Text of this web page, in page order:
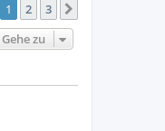
1 2 3
Gehe zu